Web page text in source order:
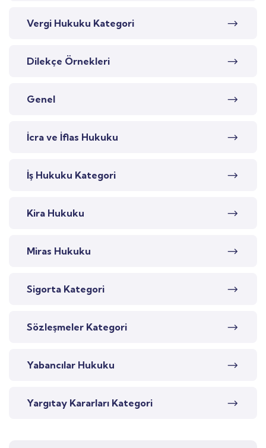
Vergi Hukuku Kategori
Dilekçe Örnekleri
Genel
İcra ve İflas Hukuku
İş Hukuku Kategori
Kira Hukuku
Miras Hukuku
Sigorta Kategori
Sözleşmeler Kategori
Yabancılar Hukuku
Yargıtay Kararları Kategori